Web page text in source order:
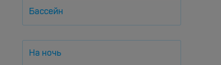
Бассейн
На ночь